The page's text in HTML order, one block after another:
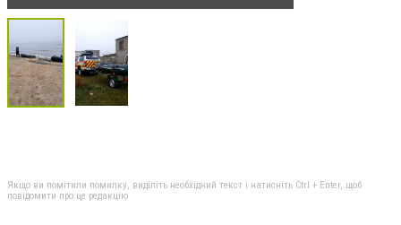
Якщо ви помітили помилку, виділіть необхідний текст і натисніть Ctrl + Enter, щоб
повідомити про це редакцію